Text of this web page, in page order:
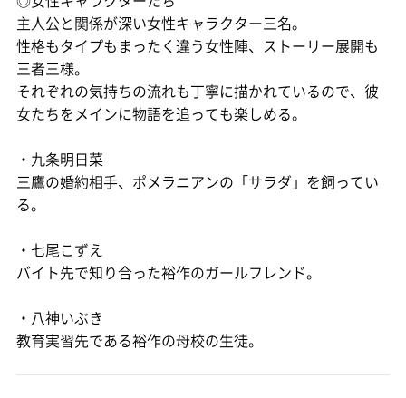
主人公と関係が深い女性キャラクター三名。
性格もタイプもまったく違う女性陣、ストーリー展開も
三者三様。
それぞれの気持ちの流れも丁寧に描かれているので、彼
女たちをメインに物語を追っても楽しめる。
・九条明日菜
三鷹の婚約相手、ポメラニアンの「サラダ」を飼ってい
る。
・七尾こずえ
バイト先で知り合った裕作のガールフレンド。
・八神いぶき
教育実習先である裕作の母校の生徒。